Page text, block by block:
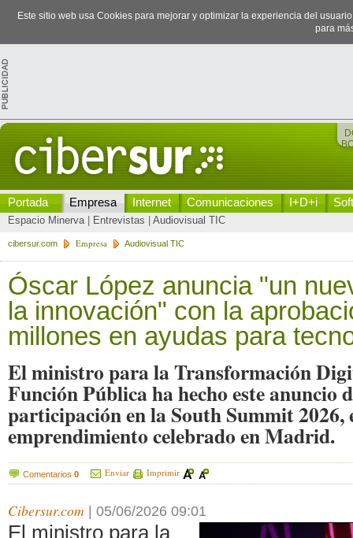
Este sitio web usa Cookies para mejorar y optimizar la experiencia del
para
Portada Empresa Internet Comunicaciones I+D+i
Espacio Minerva| Entrevistas Audiovisual TIC
cibersur.com Empresa Audiovisual TIC
Óscar López anuncia "un
la innovación" con la
millones en ayudas para
El ministro para la Transformación
Función Pública ha hecho este anuncio
participación en la South Summit 2026,
emprendimiento celebrado en Madrid.
Comentarios 0 Enviar Imprimir
Cibersur.com 05/06/2026 09:01
El ministro para la